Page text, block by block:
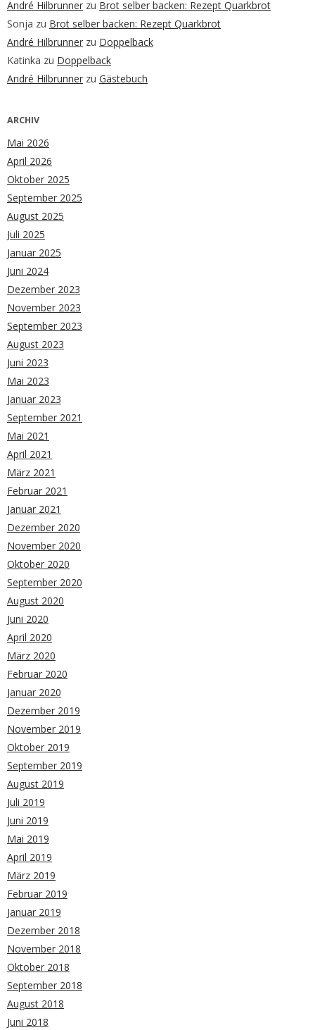
André Hilbrunner zu Brot selber backen: Rezept Quarkbrot
Sonja zu Brot selber backen: Rezept Quarkbrot
André Hilbrunner zu Doppelback
Katinka zu Doppelback
André Hilbrunner zu Gästebuch
ARCHIV
Mai 2026
April 2026
Oktober 2025
September 2025
August 2025
Juli 2025
Januar 2025
Juni 2024
Dezember 2023
November 2023
September 2023
August 2023
Juni 2023
Mai 2023
Januar 2023
September 2021
Mai 2021
April 2021
März 2021
Februar 2021
Januar 2021
Dezember 2020
November 2020
Oktober 2020
September 2020
August 2020
Juni 2020
April 2020
März 2020
Februar 2020
Januar 2020
Dezember 2019
November 2019
Oktober 2019
September 2019
August 2019
Juli 2019
Juni 2019
Mai 2019
April 2019
März 2019
Februar 2019
Januar 2019
Dezember 2018
November 2018
Oktober 2018
September 2018
August 2018
Juni 2018